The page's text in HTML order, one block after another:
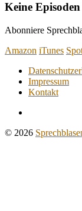
Keine Episoden
Abonniere
Amazon iTunes
Impressum
Kontakt
© 2026